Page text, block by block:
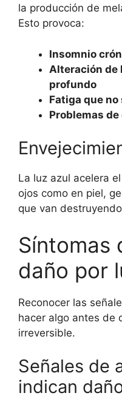
la producción de
Esto provoca:
Insomnio
Alteración de
profundo
Fatiga que
Problemas
La luz azul acelera
ojos como en piel,
que van
Síntomas
daño por
Reconocer las
hacer algo antes de
irreversible.
Señales de
indican